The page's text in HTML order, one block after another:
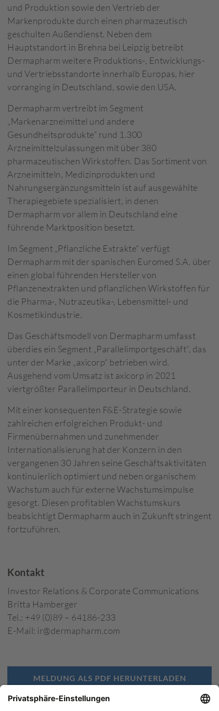
und Produktion sowie den Vertrieb der
Markenprodukte durch einen pharmazeutisch
geschulten Außendienst. Neben dem
Hauptstandort in Brehna bei Leipzig betreibt
Dermapharm weitere Produktions-, Entwicklungs-
und Vertriebsstandorte innerhalb Europas, hier
vorranging in Deutschland, sowie den USA.
Dermapharm vertreibt im Segment
„Markenarzneimittel und andere
Gesundheitsprodukte“ rund 1.300
Arzneimittelzulassungen mit über 380
pharmazeutischen Wirkstoffen. Das Sortiment von
Arzneimitteln, Medizinprodukten und
Nahrungsergänzungsmitteln ist auf ausgewählte
Therapiegebiete spezialisiert, in denen
Dermapharm vor allem in Deutschland eine
führende Marktposition besetzt.
Im Segment „Pflanzliche Extrakte“ verfügt
Dermapharm mit der spanischen Euromed S.A. über
einen global führenden Hersteller von
Pflanzenextrakten und pflanzlichen Wirkstoffen für
die Pharma-, Nutrazeutika-, Lebensmittel- und
Kosmetikindustrie.
Das Geschäftsmodell von Dermapharm umfasst
überdies ein Segment „Parallelimportgeschäft“, das
unter der Marke „axicorp“ betrieben wird.
Ausgehend vom Umsatz ist axicorp in 2021
viertgrößter Parallelimporteur in Deutschland.
Mit einer konsequenten F&E-Strategie sowie
zahlreichen erfolgreichen Produkt- und
Firmenübernahmen und zunehmender
Internationalisierung hat der Konzern in den
vergangenen 30 Jahren seine Geschäftsaktivitäten
kontinuierlich optimiert und neben organischem
Wachstum auch für externe Wachstumsimpulse
gesorgt. Diesen profitablen Wachstumskurs
beabsichtigt Dermapharm auch in Zukunft stringent
fortzuführen.
Kontakt
Investor Relations & Corporate Communications
Britta Hamberger
Tel.: +49 (0)89 – 64186-233
E-Mail: ir@dermapharm.com
MELDUNG ALS PDF HERUNTERLADEN